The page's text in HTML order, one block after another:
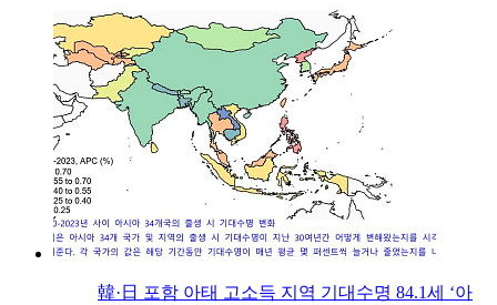
韓·日 포함 아태 고소득 지역 기대수명 84.1세 ‘아